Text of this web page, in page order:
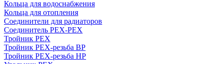
Кольца для водоснабжения
Кольца для отопления
Соединители для радиаторов
Соединитель PEX-PEX
Тройник PEX
Тройник PEX-резьба ВР
Тройник PEX-резьба НР